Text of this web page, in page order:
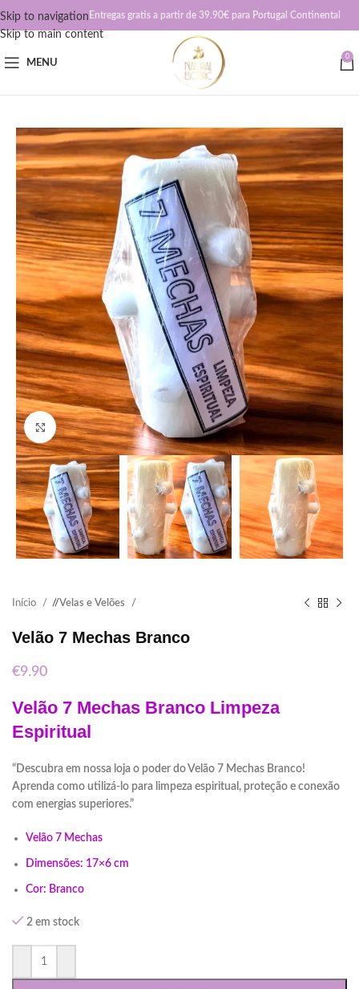
Skip to navigation
Skip to main content
Entregas gratis a partir de 39.90€ para Portugal Continental
MENU
0
Click to enlarge
Início / Velas e Velões
Velão 7 Mechas Branco
€9.90
Velão 7 Mechas Branco Limpeza
Espiritual
“Descubra em nossa loja o poder do Velão 7 Mechas Branco!
Aprenda como utilizá-lo para limpeza espiritual, proteção e conexão
com energias superiores.”
Velão 7 Mechas
Dimensões: 17×6 cm
Cor: Branco
2 em stock